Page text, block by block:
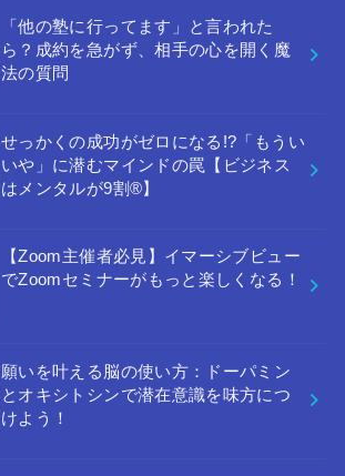
「他の塾に行ってます」と言われた
ら？成約を急がず、相手の心を開く魔
法の質問
せっかくの成功がゼロになる!?「もうい
いや」に潜むマインドの罠【ビジネス
はメンタルが9割®︎】
【Zoom主催者必見】イマーシブビュー
でZoomセミナーがもっと楽しくなる！
願いを叶える脳の使い方：ドーパミン
とオキシトシンで潜在意識を味方につ
けよう！